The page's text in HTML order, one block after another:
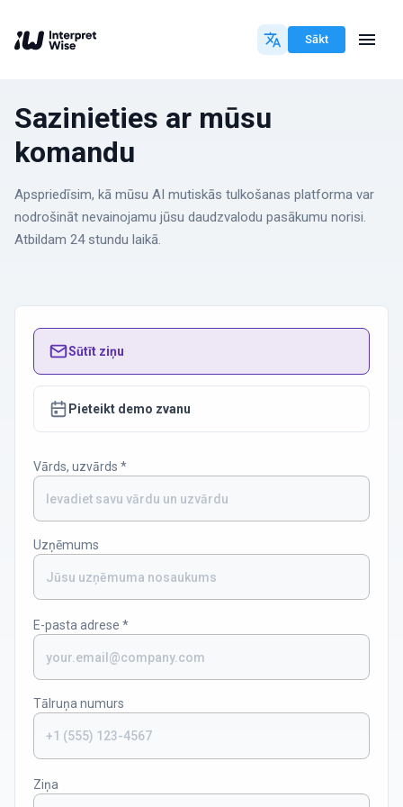
Sākt
Sazinieties ar mūsu
komandu
Apspriedīsim, kā mūsu AI mutiskās tulkošanas platforma var
nodrošināt nevainojamu jūsu daudzvalodu pasākumu norisi.
Atbildam 24 stundu laikā.
Sūtīt ziņu
Pieteikt demo zvanu
Vārds, uzvārds *
Uzņēmums
E-pasta adrese *
Tālruņa numurs
Ziņa